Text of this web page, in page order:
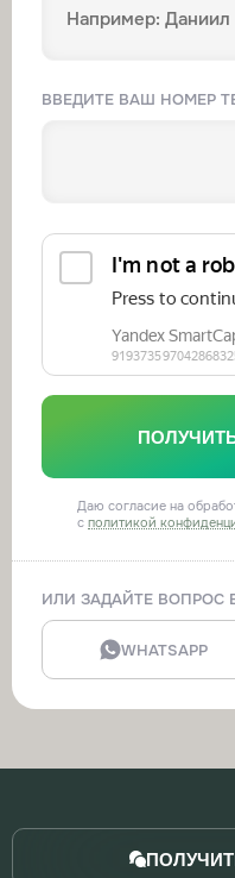
ВВЕДИТЕ ВАШ НОМЕР
Даю согласие на
с политикой
ИЛИ ЗАДАЙТЕ ВОПРОС
WHATSAPP